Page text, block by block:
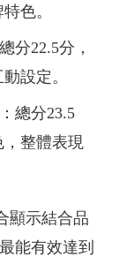
色。
分22.5分，
設定。
總分23.5
整體表現
顯示結合品
能有效達到